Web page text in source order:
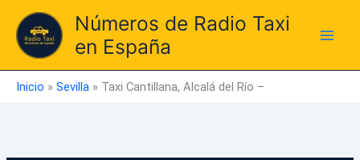
contenido
Números de Radio Taxi
en España
Inicio » Sevilla » Taxi Cantillana, Alcalá del Río –